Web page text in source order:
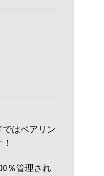
はベアリン
％管理され